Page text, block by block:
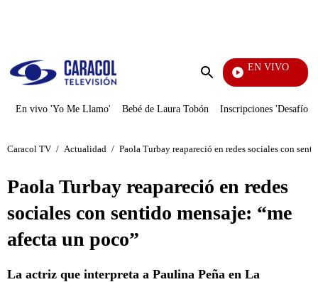
Enviar
EN VIVO
En vivo 'Yo Me Llamo' Bebé de Laura Tobón Inscripciones 'Desafío'
Caracol TV / Actualidad / Paola Turbay reapareció en redes sociales con
Paola Turbay reapareció en redes
sociales con sentido mensaje: “me
afecta un poco”
La actriz que interpreta a Paulina Peña en La